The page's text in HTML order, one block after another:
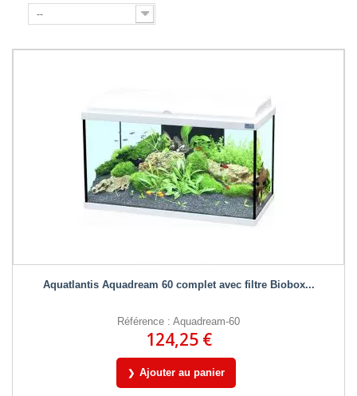
--
Aquatlantis Aquadream 60 complet avec filtre Biobox...
Référence : Aquadream-60
124,25 €
Ajouter au panier